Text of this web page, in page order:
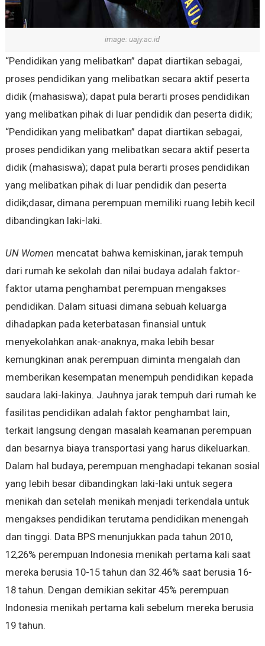
image: uajy.ac.id
“Pendidikan yang melibatkan” dapat diartikan sebagai,
proses pendidikan yang melibatkan secara aktif peserta
didik (mahasiswa); dapat pula berarti proses pendidikan
yang melibatkan pihak di luar pendidik dan peserta didik;
“Pendidikan yang melibatkan” dapat diartikan sebagai,
proses pendidikan yang melibatkan secara aktif peserta
didik (mahasiswa); dapat pula berarti proses pendidikan
yang melibatkan pihak di luar pendidik dan peserta
didik;dasar, dimana perempuan memiliki ruang lebih kecil
dibandingkan laki-laki.
UN Women mencatat bahwa kemiskinan, jarak tempuh
dari rumah ke sekolah dan nilai budaya adalah faktor-
faktor utama penghambat perempuan mengakses
pendidikan. Dalam situasi dimana sebuah keluarga
dihadapkan pada keterbatasan finansial untuk
menyekolahkan anak-anaknya, maka lebih besar
kemungkinan anak perempuan diminta mengalah dan
memberikan kesempatan menempuh pendidikan kepada
saudara laki-lakinya. Jauhnya jarak tempuh dari rumah ke
fasilitas pendidikan adalah faktor penghambat lain,
terkait langsung dengan masalah keamanan perempuan
dan besarnya biaya transportasi yang harus dikeluarkan.
Dalam hal budaya, perempuan menghadapi tekanan sosial
yang lebih besar dibandingkan laki-laki untuk segera
menikah dan setelah menikah menjadi terkendala untuk
mengakses pendidikan terutama pendidikan menengah
dan tinggi. Data BPS menunjukkan pada tahun 2010,
12,26% perempuan Indonesia menikah pertama kali saat
mereka berusia 10-15 tahun dan 32.46% saat berusia 16-
18 tahun. Dengan demikian sekitar 45% perempuan
Indonesia menikah pertama kali sebelum mereka berusia
19 tahun.